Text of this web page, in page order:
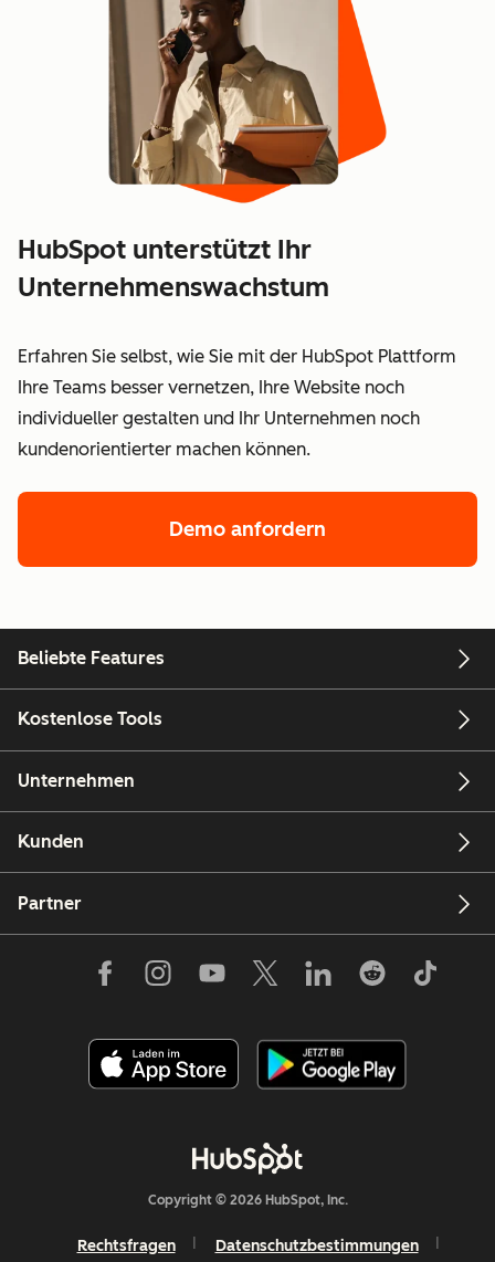
HubSpot unterstützt Ihr
Unternehmenswachstum
Erfahren Sie selbst, wie Sie mit der HubSpot Plattform
Ihre Teams besser vernetzen, Ihre Website noch
individueller gestalten und Ihr Unternehmen noch
kundenorientierter machen können.
Demo anfordern
Beliebte Features
Kostenlose Tools
Unternehmen
Kunden
Partner
Copyright © 2026 HubSpot, Inc.
Rechtsfragen Datenschutzbestimmungen